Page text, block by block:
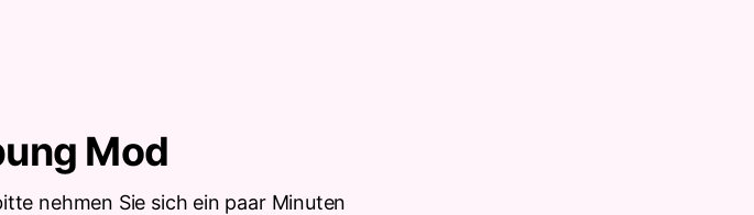
Mod
nehmen Sie sich ein paar Minuten